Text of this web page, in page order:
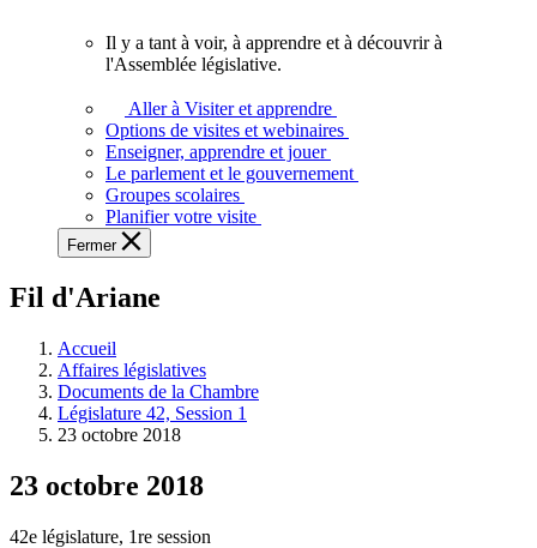
voir,
apprendre
et
à
à
législative.
Il y a tant à voir, à apprendre et à découvrir à
l'Assemblée législative.
Aller à Visiter et apprendre
Options de visites et webinaires
Enseigner, apprendre et jouer
Le parlement et le gouvernement
Groupes scolaires
Planifier votre visite
Fermer
Fil d'Ariane
Accueil
Affaires législatives
Documents de la Chambre
Législature 42, Session 1
23 octobre 2018
23 octobre 2018
42e législature, 1re session